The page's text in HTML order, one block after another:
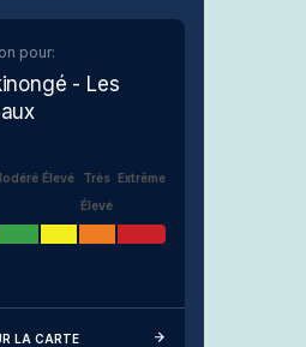
pour:
- Les
Élevé
Très
Élevé
Extrême
LA CARTE